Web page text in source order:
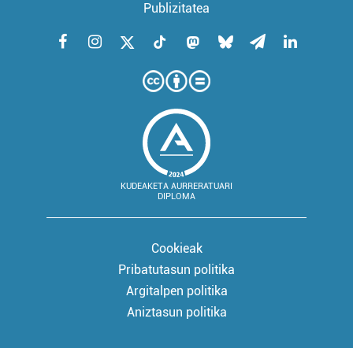
Publizitatea
KUDEAKETA AURRERATUARI
DIPLOMA
Cookieak
Pribatutasun politika
Argitalpen politika
Aniztasun politika